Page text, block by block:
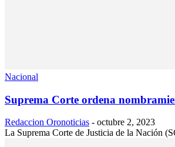
Nacional
Suprema Corte ordena
Redaccion Oronoticias - octubre 2, 2023
La Suprema Corte de Justicia de la Nación